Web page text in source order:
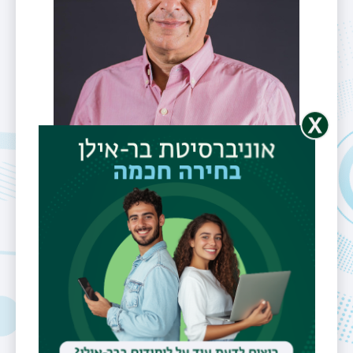
פרופ' בני פנקס
תיבת דואר
benny@pinkas.net
אתר אישי
http://www.pinkas.net/
https://scholar.google.com/citations?
hl=iw&user=tpMNnPwAAAAJ